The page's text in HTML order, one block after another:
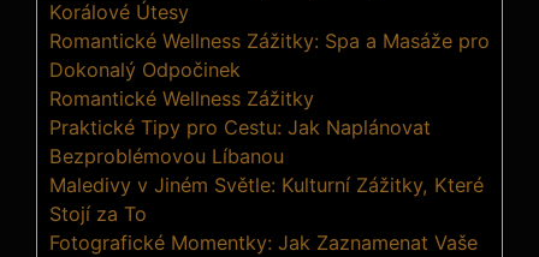
Korálové Útesy
Romantické Wellness Zážitky: Spa a Masáže pro
Dokonalý Odpočinek
Romantické Wellness Zážitky
Praktické Tipy pro Cestu: Jak Naplánovat
Bezproblémovou Líbanou
Maledivy v Jiném Světle: Kulturní Zážitky, Které
Stojí za To
Fotografické Momentky: Jak Zaznamenat Vaše